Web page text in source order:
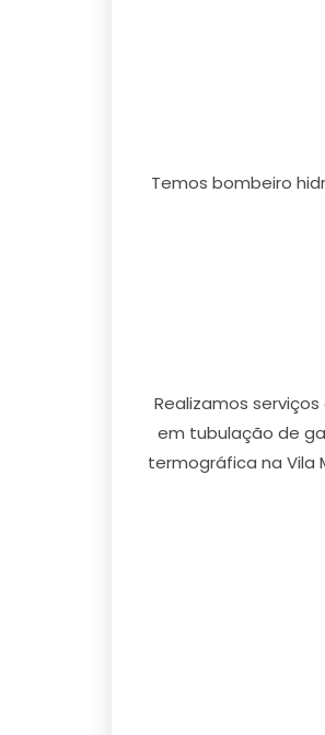
Temos bombeiro
Realizamos
em tubulação de
termográfica na Vila